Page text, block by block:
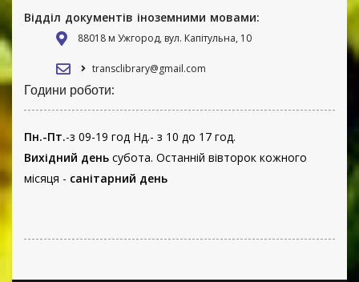
Відділ документів іноземними мовами:
88018 м Ужгород, вул. Капітульна, 10
transclibrary@gmail.com
Години роботи:
Пн.-Пт.-з 09-19 год Нд.- з 10 до 17 год.
Вихідний день субота. Останній вівторок кожного
місяця - санітарний день